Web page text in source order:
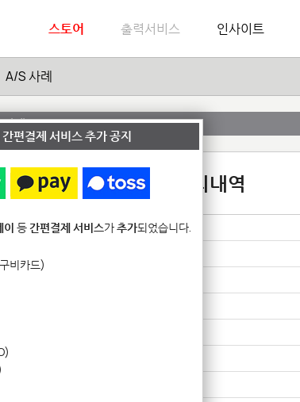
스토어 출력서비스 인사이트
A/S 사례
안내
1:1 문의내역
편결제 서비스 추가 공지
이 등간편결제 서비스가추가되었습니다.
비카드)